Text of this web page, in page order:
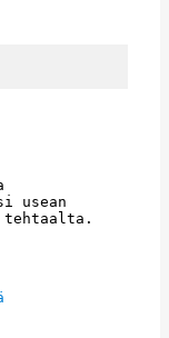
usean
tehtaalta.